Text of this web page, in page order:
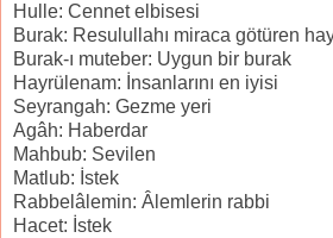
Hulle: Cennet elbisesi
Burak: Resulullahı miraca götüren
Burak-ı muteber: Uygun bir burak
Hayrülenam: İnsanlarını en iyisi
Seyrangah: Gezme yeri
Agâh: Haberdar
Mahbub: Sevilen
Matlub: İstek
Rabbelâlemin: Âlemlerin rabbi
Hacet: İstek